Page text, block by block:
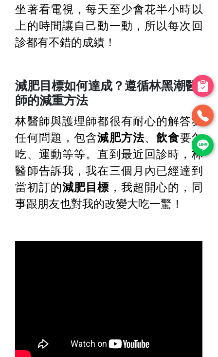
坐著看電視，每天至少會花半小時以
上的時間讓自己動一動，所以每次回
診都有不錯的成績！
減肥目標如何達成？遵循林黑潮醫
師的減重方法
林醫師與護理師都很有耐心的解答我
任何問題，包含減肥方法、飲食要怎
吃、運動等等。直到最近回診時，林
醫師告訴我，我在三個月內已經達到
當初訂的減肥目標 ，我超開心的，同
事跟朋友也對我的改變大吃一驚！